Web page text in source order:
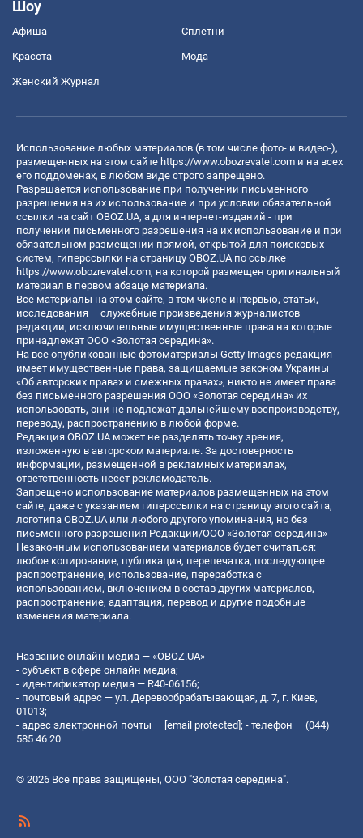
Шоу
Афиша Сплетни
Красота Мода
Женский Журнал
Использование любых материалов (в том числе фото- и видео-),
размещенных на этом сайте https://www.obozrevatel.com и на всех
его поддоменах, в любом виде строго запрещено.
Разрешается использование при получении письменного
разрешения на их использование и при условии обязательной
ссылки на сайт OBOZ.UA, а для интернет-изданий - при
получении письменного разрешения на их использование и при
обязательном размещении прямой, открытой для поисковых
систем, гиперссылки на страницу OBOZ.UA по ссылке
https://www.obozrevatel.com, на которой размещен оригинальный
материал в первом абзаце материала.
Все материалы на этом сайте, в том числе интервью, статьи,
исследования – служебные произведения журналистов
редакции, исключительные имущественные права на которые
принадлежат ООО «Золотая середина».
На все опубликованные фотоматериалы Getty Images редакция
имеет имущественные права, защищаемые законом Украины
«Об авторских правах и смежных правах», никто не имеет права
без письменного разрешения ООО «Золотая середина» их
использовать, они не подлежат дальнейшему воспроизводству,
переводу, распространению в любой форме.
Редакция OBOZ.UA может не разделять точку зрения,
изложенную в авторском материале. За достоверность
информации, размещенной в рекламных материалах,
ответственность несет рекламодатель.
Запрещено использование материалов размещенных на этом
сайте, даже с указанием гиперссылки на страницу этого сайта,
логотипа OBOZ.UA или любого другого упоминания, но без
письменного разрешения Редакции/ООО «Золотая середина»
Незаконным использованием материалов будет считаться:
любое копирование, публикация, перепечатка, последующее
распространение, использование, переработка с
использованием, включением в состав других материалов,
распространение, адаптация, перевод и другие подобные
изменения материала.
Название онлайн медиа — «OBOZ.UA»
- субъект в сфере онлайн медиа;
- идентификатор медиа — R40-06156;
- почтовый адрес — ул. Деревообрабатывающая, д. 7, г. Киев,
01013;
- адрес электронной почты — [email protected]; - телефон — (044)
585 46 20
© 2026 Все права защищены, ООО "Золотая середина".